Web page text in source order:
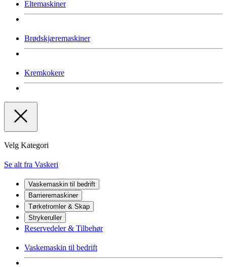
Eltemaskiner
Brødskjæremaskiner
Kremkokere
Velg Kategori
Se alt fra Vaskeri
Vaskemaskin til bedrift
Barrieremaskiner
Tørketromler & Skap
Strykeruller
Reservedeler & Tilbehør
Vaskemaskin til bedrift